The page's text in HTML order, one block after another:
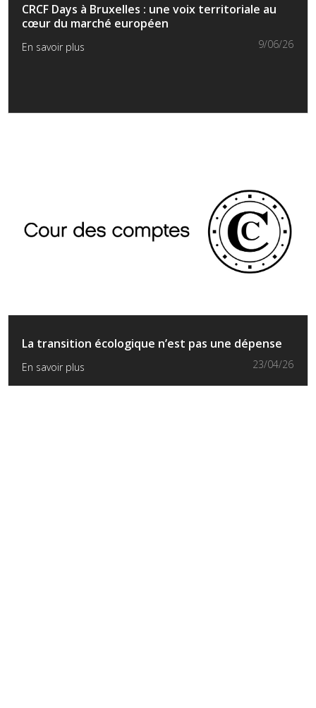
CRCF Days à Bruxelles : une voix territoriale au
cœur du marché européen
9/06/26
En savoir plus
La transition écologique n’est pas une dépense
23/04/26
En savoir plus